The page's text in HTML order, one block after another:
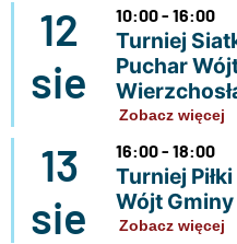
12
sie
10:00 - 16:00
Turniej
Puchar
Zobacz więcej
13
sie
16:00 - 18:00
Turniej
Wójt
Zobacz więcej